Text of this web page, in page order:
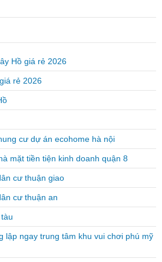
Hồ giá rẻ 2026
rẻ 2026
cư dự án ecohome hà nội
mặt tiền tiện kinh doanh quận 8
cư thuận giao
cư thuận an
lập ngay trung tâm khu vui chơi phú mỹ